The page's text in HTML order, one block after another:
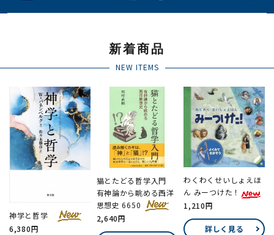
新着商品
NEW ITEMS
神学と哲学
6,380円
猫とたどる哲学入門
有神論から眺める西洋
思想史 6650
2,640円
わくわくせいしょえほ
ん みーつけた！
1,210円
詳しく見る